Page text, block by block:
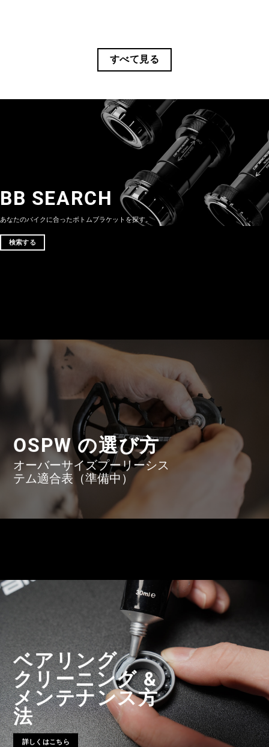
すべて見る
BB SEARCH
あなたのバイクに合ったボトムブラケットを探す。
検索する
OSPW の選び方
オーバーサイズプーリーシス
テム適合表（準備中）
ベアリング
クリーニング &
メンテナンス方
法
詳しくはこちら